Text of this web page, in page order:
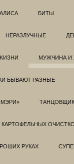
АЛИСА БИТЫ
НЕРАЗЛУЧНЫЕ
МУЖЧИНА
БЫВАЮТ РАЗНЫЕ
ТАНЦОВЩИК
КАРТОФЕЛЬНЫХ
РУКАХ